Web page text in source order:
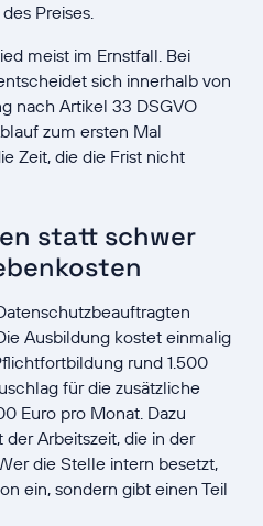
Preises.
meist im Ernstfall. Bei
sich innerhalb von
nach Artikel 33 DSGVO
zum ersten Mal
Zeit, die die Frist nicht
statt schwer
Ausbildung kostet einmalig
rund 1.500
für die zusätzliche
Euro pro Monat. Dazu
Arbeitszeit, die in der
die Stelle intern besetzt,
ein, sondern gibt einen Teil